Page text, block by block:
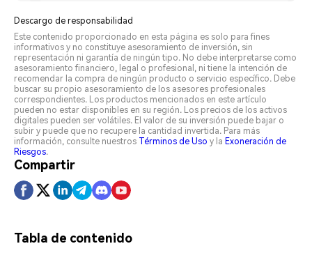
Descargo de responsabilidad
Este contenido proporcionado en esta página es solo para fines
informativos y no constituye asesoramiento de inversión, sin
representación ni garantía de ningún tipo. No debe interpretarse como
asesoramiento financiero, legal o profesional, ni tiene la intención de
recomendar la compra de ningún producto o servicio específico. Debe
buscar su propio asesoramiento de los asesores profesionales
correspondientes. Los productos mencionados en este artículo
pueden no estar disponibles en su región. Los precios de los activos
digitales pueden ser volátiles. El valor de su inversión puede bajar o
subir y puede que no recupere la cantidad invertida. Para más
información, consulte nuestros Términos de Uso y la Exoneración de
Riesgos.
Compartir
Tabla de contenido